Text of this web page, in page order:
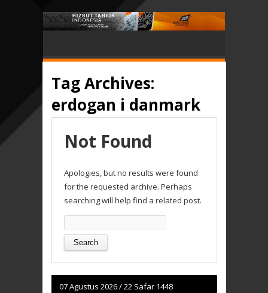
Tag Archives:
erdogan i danmark
Not Found
Apologies, but no results were found
for the requested archive. Perhaps
searching will help find a related post.
for:
07 Agustus 2026/22 Safar 1448